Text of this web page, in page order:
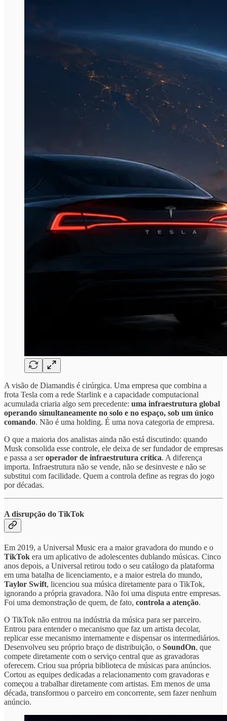
A visão de Diamandis é cirúrgica. Uma empresa que combina a
frota Tesla com a rede Starlink e a capacidade computacional
acumulada criaria algo sem precedente: uma infraestrutura global
operando simultaneamente no solo e no espaço, sob um único
comando. Não é uma holding. É uma nova categoria de empresa.
O que a maioria dos analistas ainda não está discutindo: quando
Musk consolida esse controle, ele deixa de ser fundador de empresas
e passa a seroperador de infraestrutura crítica. A diferença
importa. Infraestrutura não se vende, não se desinveste e não se
substitui com facilidade. Quem a controla define as regras do jogo
por décadas.
A disrupção do TikTok
Em 2019, a Universal Music era a maior gravadora do mundo e o
TikTok era um aplicativo de adolescentes dublando músicas. Cinco
anos depois, a Universal retirou todo o seu catálogo da plataforma
em uma batalha de licenciamento, e a maior estrela do mundo,
Taylor Swift, licenciou sua música diretamente para o TikTok,
ignorando a própria gravadora. Não foi uma disputa entre empresas.
Foi uma demonstração de quem, de fato, controla a atenção.
O TikTok não entrou na indústria da música para ser parceiro.
Entrou para entender o mecanismo que faz um artista decolar,
replicar esse mecanismo internamente e dispensar os intermediários.
Desenvolveu seu próprio braço de distribuição, o SoundOn, que
compete diretamente com o serviço central que as gravadoras
oferecem. Criou sua própria biblioteca de músicas para anúncios.
Cortou as equipes dedicadas a relacionamento com gravadoras e
começou a trabalhar diretamente com artistas. Em menos de uma
década, transformou o parceiro em concorrente, sem fazer nenhum
anúncio.